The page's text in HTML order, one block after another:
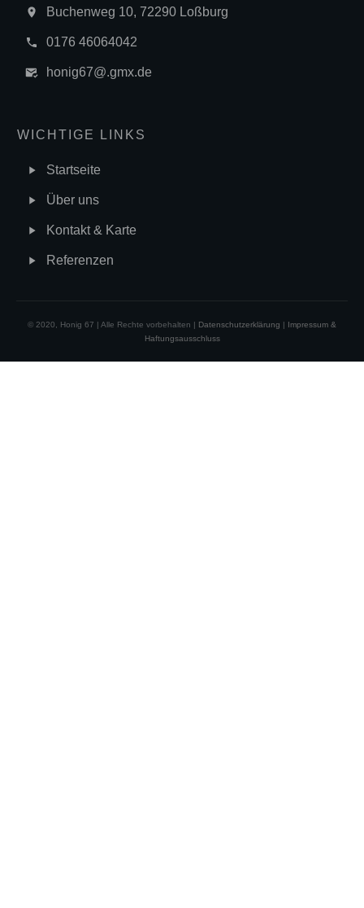
Buchenweg 10, 72290 Loßburg
0176 46064042
honig67@.gmx.de
WICHTIGE LINKS
Startseite
Über uns
Kontakt & Karte
Referenzen
© 2020, Honig 67 | Alle Rechte vorbehalten | Datenschutzerklärung | Impressum &
Haftungsausschluss